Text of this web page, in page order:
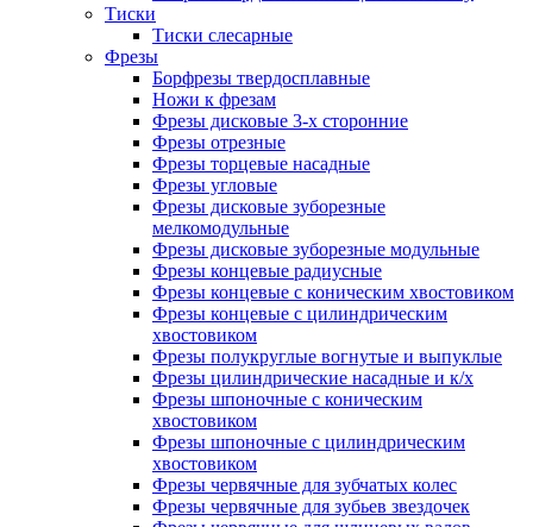
Тиски
Тиски слесарные
Фрезы
Борфрезы твердосплавные
Ножи к фрезам
Фрезы дисковые 3-х сторонние
Фрезы отрезные
Фрезы торцевые насадные
Фрезы угловые
Фрезы дисковые зуборезные
мелкомодульные
Фрезы дисковые зуборезные модульные
Фрезы концевые радиусные
Фрезы концевые с коническим хвостовиком
Фрезы концевые с цилиндрическим
хвостовиком
Фрезы полукруглые вогнутые и выпуклые
Фрезы цилиндрические насадные и к/х
Фрезы шпоночные с коническим
хвостовиком
Фрезы шпоночные с цилиндрическим
хвостовиком
Фрезы червячные для зубчатых колес
Фрезы червячные для зубьев звездочек